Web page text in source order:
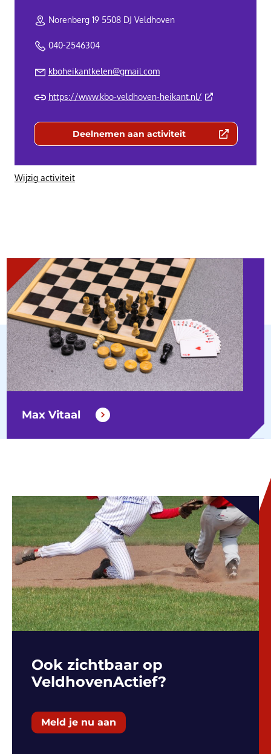
Norenberg 19 5508 DJ Veldhoven
040-2546304
kboheikantkelen@gmail.com
https://www.kbo-veldhoven-heikant.nl/ (Deze link gaat
Deelnemen aan activiteit(Deze link gaat naar een externe
Wijzig activiteit
Max Vitaal
Ook zichtbaar op
VeldhovenActief?
Meld je nu aan